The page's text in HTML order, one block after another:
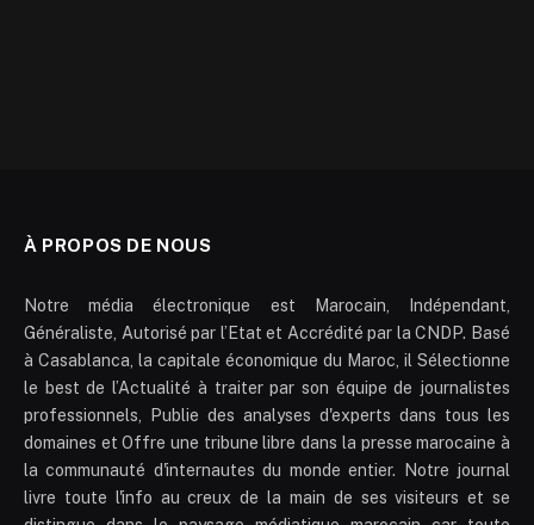
À PROPOS DE NOUS
Notre média électronique est Marocain, Indépendant,
Généraliste, Autorisé par l’Etat et Accrédité par la CNDP. Basé
à Casablanca, la capitale économique du Maroc, il Sélectionne
le best de l’Actualité à traiter par son équipe de journalistes
professionnels, Publie des analyses d'experts dans tous les
domaines et Offre une tribune libre dans la presse marocaine à
la communauté d'internautes du monde entier. Notre journal
livre toute l'info au creux de la main de ses visiteurs et se